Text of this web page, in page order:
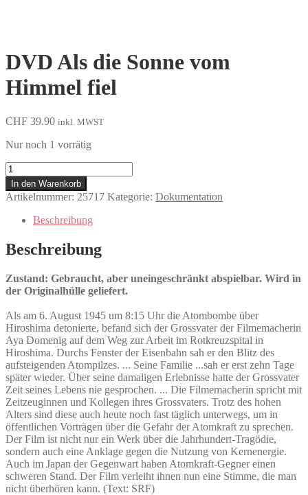
DVD Als die Sonne vom
Himmel fiel
CHF 39.90 inkl. MWST
Nur noch 1 vorrätig
Als
die
Sonne
vom
Himmel
Menge
In den Warenkorb
Artikelnummer: 25717 Kategorie: Dokumentation
Beschreibung
Beschreibung
Zustand: Gebraucht, aber uneingeschränkt abspielbar. Wird in
der Originalhülle geliefert.
Als am 6. August 1945 um 8:15 Uhr die Atombombe über
Hiroshima detonierte, befand sich der Grossvater der Filmemacherin
Aya Domenig auf dem Weg zur Arbeit im Rotkreuzspital in
Hiroshima. Durchs Fenster der Eisenbahn sah er den Blitz des
aufsteigenden Atompilzes. ... Seine Familie ...sah er erst zehn Tage
später wieder. Über seine damaligen Erlebnisse hatte der Grossvater
Zeit seines Lebens nie gesprochen. ... Die Filmemacherin spricht mit
Zeitzeuginnen und Kollegen ihres Grossvaters. Trotz des hohen
Alters sind diese auch heute noch fast täglich unterwegs, um in
öffentlichen Vorträgen über die Gefahr der Atomkraft zu sprechen.
Der Film ist nicht nur ein Werk über die Jahrhundert-Tragödie,
sondern auch eine Anklage gegen die Nutzung von Kernenergie.
Auch im Japan der Gegenwart haben Atomkraft-Gegner einen
schweren Stand. Der Film verleiht ihnen nun eine Stimme, die man
nicht überhören kann. (Text: SRF)